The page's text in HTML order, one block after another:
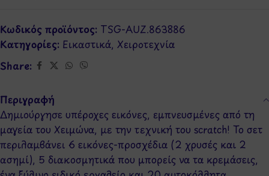
Κωδικός προϊόντος: TSG-AUZ.863886
Κατηγορίες: Εικαστικά, Χειροτεχνία
Share:
Περιγραφή
Δημιούργησε υπέροχες εικόνες, εμπνευσμένες από τη
μαγεία του Χειμώνα, με την τεχνική του scratch! Το σετ
περιλαμβάνει 6 εικόνες-προσχέδια (2 χρυσές και 2
ασημί), 5 διακοσμητικά που μπορείς να τα κρεμάσεις,